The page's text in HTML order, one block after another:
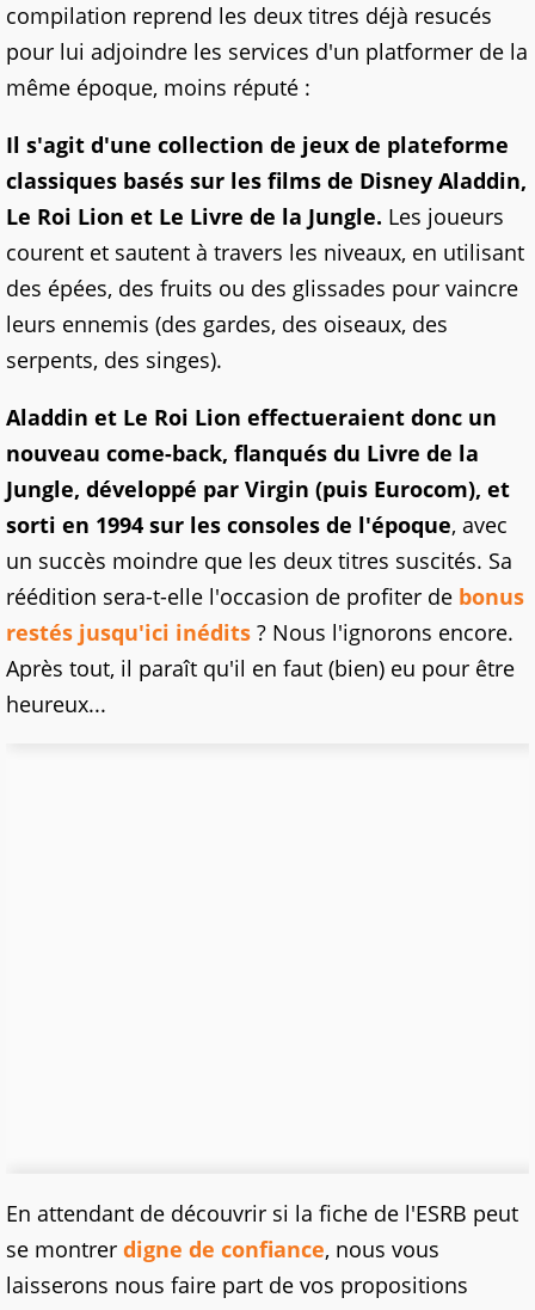
compilation reprend les deux titres déjà resucés
pour lui adjoindre les services d'un platformer de la
même époque, moins réputé :
Il s'agit d'une collection de jeux de plateforme
classiques basés sur les films de Disney Aladdin,
Le Roi Lion et Le Livre de la Jungle. Les joueurs
courent et sautent à travers les niveaux, en utilisant
des épées, des fruits ou des glissades pour vaincre
leurs ennemis (des gardes, des oiseaux, des
serpents, des singes).
Aladdin et Le Roi Lion effectueraient donc un
nouveau come-back, flanqués du Livre de la
Jungle, développé par Virgin (puis Eurocom), et
sorti en 1994 sur les consoles de l'époque, avec
un succès moindre que les deux titres suscités. Sa
réédition sera-t-elle l'occasion de profiter de bonus
restés jusqu'ici inédits ? Nous l'ignorons encore.
Après tout, il paraît qu'il en faut (bien) eu pour être
heureux...
En attendant de découvrir si la fiche de l'ESRB peut
se montrer digne de confiance, nous vous
laisserons nous faire part de vos propositions